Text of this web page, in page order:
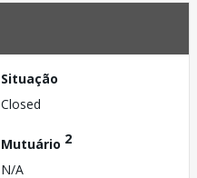
Situação
Closed
Mutuário 2
N/A